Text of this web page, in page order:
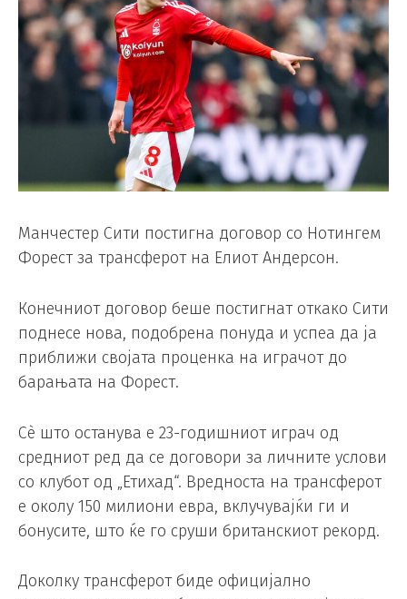
Манчестер Сити постигна договор со Нотингем
Форест за трансферот на Елиот Андерсон.
Конечниот договор беше постигнат откако Сити
поднесе нова, подобрена понуда и успеа да ја
приближи својата проценка на играчот до
барањата на Форест.
Сè што останува е 23-годишниот играч од
средниот ред да се договори за личните услови
со клубот од „Етихад“. Вредноста на трансферот
е околу 150 милиони евра, вклучувајќи ги и
бонусите, што ќе го сруши британскиот рекорд.
Доколку трансферот биде официјално